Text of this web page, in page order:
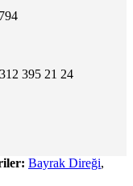
395 21 24
Bayrak Direği,